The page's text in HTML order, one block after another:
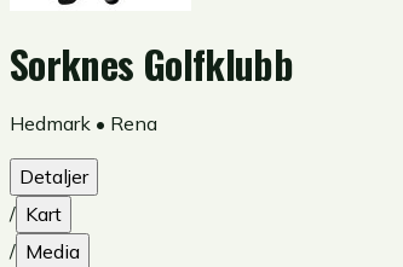
Sorknes Golfklubb
Hedmark • Rena
Detaljer
/ Kart
/ Media